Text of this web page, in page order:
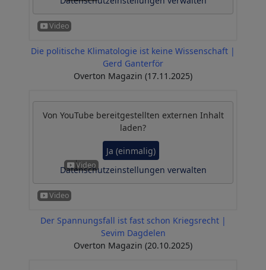
Die politische Klimatologie ist keine Wissenschaft |
Gerd Ganterför
Overton Magazin (17.11.2025)
Von YouTube bereitgestellten externen Inhalt
laden?
Ja (einmalig)
Datenschutzeinstellungen verwalten
Der Spannungsfall ist fast schon Kriegsrecht |
Sevim Dagdelen
Overton Magazin (20.10.2025)